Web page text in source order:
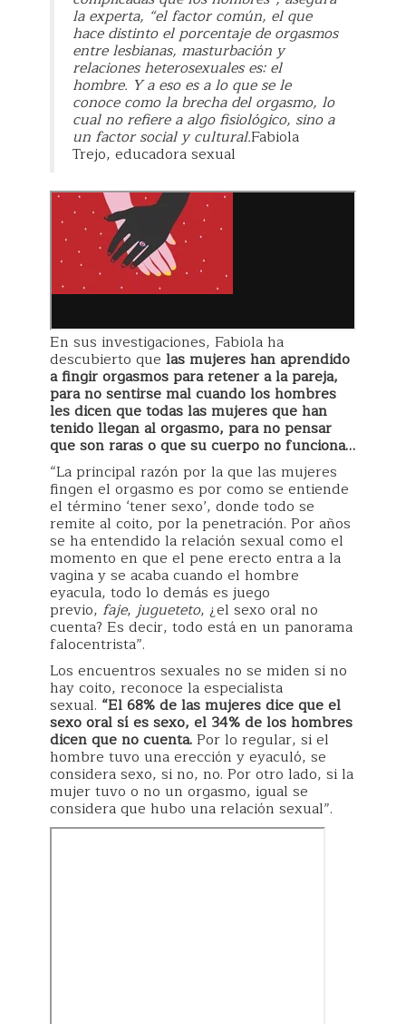
la experta, “el factor común, el que
hace distinto el porcentaje de orgasmos
entre lesbianas, masturbación y
relaciones heterosexuales es: el
hombre. Y a eso es a lo que se le
conoce como la brecha del orgasmo, lo
cual no refiere a algo fisiológico, sino a
un factor social y cultural.Fabiola
Trejo, educadora sexual
En sus investigaciones, Fabiola ha
descubierto que las mujeres han aprendido
a fingir orgasmos para retener a la pareja,
para no sentirse mal cuando los hombres
les dicen que todas las mujeres que han
tenido llegan al orgasmo, para no pensar
que son raras o que su cuerpo no funciona…
“La principal razón por la que las mujeres
fingen el orgasmo es por como se entiende
el término ‘tener sexo’, donde todo se
remite al coito, por la penetración. Por años
se ha entendido la relación sexual como el
momento en que el pene erecto entra a la
vagina y se acaba cuando el hombre
eyacula, todo lo demás es juego
previo, faje, jugueteto, ¿el sexo oral no
cuenta? Es decir, todo está en un panorama
falocentrista”.
Los encuentros sexuales no se miden si no
hay coito, reconoce la especialista
sexual. “El 68% de las mujeres dice que el
sexo oral sí es sexo, el 34% de los hombres
dicen que no cuenta.Por lo regular, si el
hombre tuvo una erección y eyaculó, se
considera sexo, si no, no. Por otro lado, si la
mujer tuvo o no un orgasmo, igual se
considera que hubo una relación sexual”.